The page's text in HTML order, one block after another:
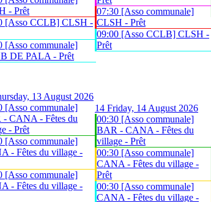
- Prêt
[Asso CCLB] CLSH -
[Asso communale]
DE PALA - Prêt
07:30 [Asso communale]
CLSH - Prêt
09:00 [Asso CCLB] CLSH -
Prêt
13 August 2026
[Asso communale]
CANA - Fêtes du
- Prêt
[Asso communale]
- Fêtes du village -
[Asso communale]
- Fêtes du village -
14 Friday, 14 August 2026
00:30 [Asso communale]
BAR - CANA - Fêtes du
village - Prêt
00:30 [Asso communale]
CANA - Fêtes du village -
Prêt
00:30 [Asso communale]
CANA - Fêtes du village -